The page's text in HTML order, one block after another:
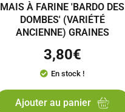
MAIS À FARINE 'BARDO DES
DOMBES' (VARIÉTÉ
ANCIENNE) GRAINES
3,80€
En stock !
Ajouter au panier